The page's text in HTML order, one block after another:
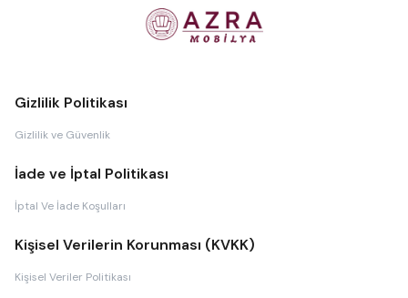
Gizlilik Politikası
Gizlilik ve Güvenlik
İade ve İptal Politikası
İptal Ve İade Koşulları
Kişisel Verilerin Korunması (KVKK)
Kişisel Veriler Politikası